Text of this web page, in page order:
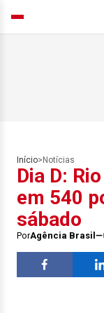
Início> Notícias
Dia D:
em 540
sábado
PorAgência Brasil